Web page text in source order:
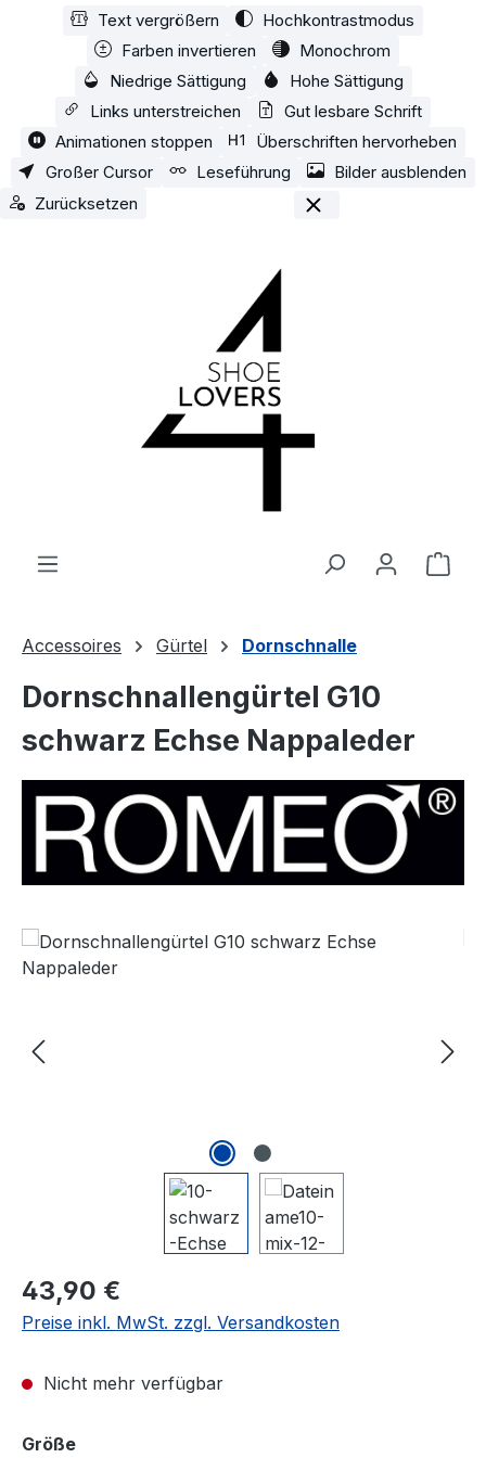
Zum Hauptinhalt springen
Text vergrößern
Hochkontrastmodus
Farben invertieren
Monochrom
Niedrige Sättigung
Hohe Sättigung
Links unterstreichen
Gut lesbare Schrift
Animationen stoppen
Überschriften hervorheben
Großer Cursor
Leseführung
Bilder ausblenden
Zurücksetzen
Accessoires Gürtel Dornschnalle
Dornschnallengürtel G10
schwarz Echse Nappaleder
Bildergalerie überspringen
Regulärer Preis:
43,90 €
Preise inkl. MwSt. zzgl. Versandkosten
Nicht mehr verfügbar
Größeauswählen